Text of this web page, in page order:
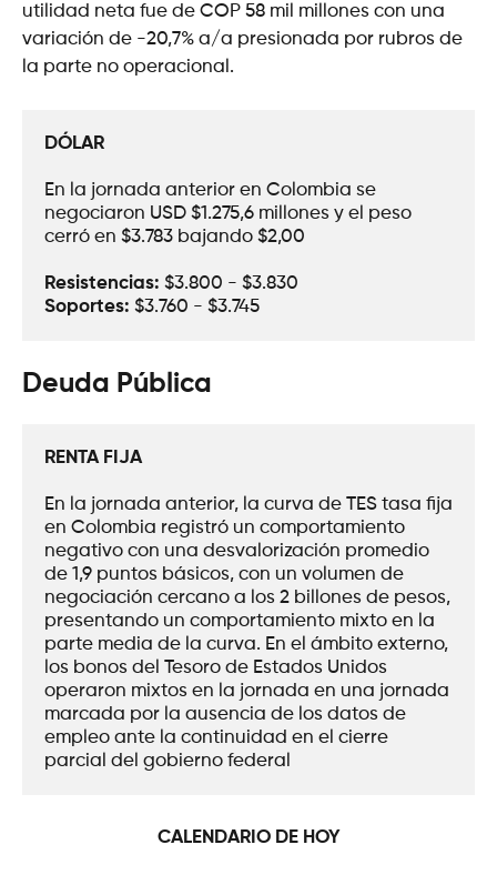
utilidad neta fue de COP 58 mil millones con una
variación de -20,7% a/a presionada por rubros de
la parte no operacional.
DÓLAR
En la jornada anterior en Colombia se
negociaron USD $1.275,6 millones y el peso
cerró en $3.783 bajando $2,00
Resistencias: $3.800 - $3.830
Soportes: $3.760 - $3.745
Deuda Pública
RENTA FIJA
En la jornada anterior, la curva de TES tasa fija
en Colombia registró un comportamiento
negativo con una desvalorización promedio
de 1,9 puntos básicos, con un volumen de
negociación cercano a los 2 billones de pesos,
presentando un comportamiento mixto en la
parte media de la curva. En el ámbito externo,
los bonos del Tesoro de Estados Unidos
operaron mixtos en la jornada en una jornada
marcada por la ausencia de los datos de
empleo ante la continuidad en el cierre
parcial del gobierno federal
CALENDARIO DE HOY